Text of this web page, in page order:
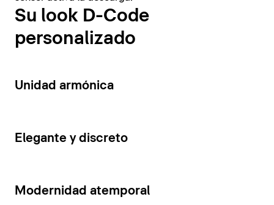
Su look D-Code
personalizado
14
Unidad armónica
15
Elegante y discreto
10
Modernidad atemporal